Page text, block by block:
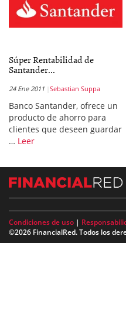
Súper Rentabilidad de
Santander...
24 Ene 2011 Sebastian Suppa
Banco Santander, ofrece un
producto de ahorro para
clientes que deseen guardar
… Leer
Condiciones de uso |
©2026 FinancialRed. Todos los